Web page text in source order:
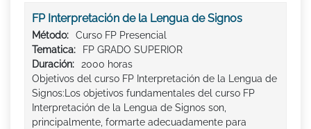
FP Interpretación de la Lengua de Signos
Método:
Curso FP Presencial
Tematica:
FP GRADO SUPERIOR
Duración:
2000 horas
Objetivos del curso FP Interpretación de la Lengua de
Signos:Los objetivos fundamentales del curso FP
Interpretación de la Lengua de Signos son,
principalmente, formarte adecuadamente para